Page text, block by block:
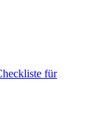
für